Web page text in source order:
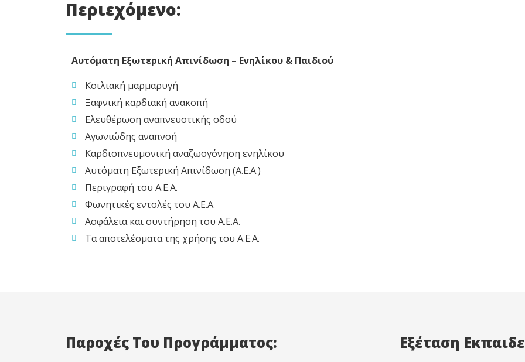
Περιεχόμενο:
Αυτόματη Εξωτερική Απινίδωση – Ενηλίκου & Παιδιού
Κοιλιακή μαρμαρυγή
Ξαφνική καρδιακή ανακοπή
Ελευθέρωση αναπνευστικής οδού
Αγωνιώδης αναπνοή
Καρδιοπνευμονική αναζωογόνηση ενηλίκου
Αυτόματη Εξωτερική Απινίδωση (Α.Ε.Α.)
Περιγραφή του Α.Ε.Α.
Φωνητικές εντολές του Α.Ε.Α.
Ασφάλεια και συντήρηση του Α.Ε.Α.
Τα αποτελέσματα της χρήσης του Α.Ε.Α.
Παροχές Του Προγράμματος: Εξέταση